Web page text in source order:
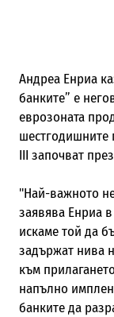
Андреа Енриа
банките” е
еврозоната
шестгодишните
III започват
"Най-важното
заявява Енриа
искаме той да
задържат нива
към
напълно
банките да